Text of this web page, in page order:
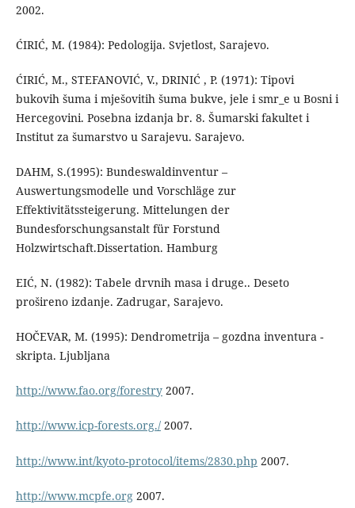
2002.
ĆIRIĆ, M. (1984): Pedologija. Svjetlost, Sarajevo.
ĆIRIĆ, M., STEFANOVIĆ, V., DRINIĆ , P. (1971): Tipovi
bukovih šuma i mješovitih šuma bukve, jele i smr_e u Bosni i
Hercegovini. Posebna izdanja br. 8. Šumarski fakultet i
Institut za šumarstvo u Sarajevu. Sarajevo.
DAHM, S.(1995): Bundeswaldinventur –
Auswertungsmodelle und Vorschläge zur
Effektivitätssteigerung. Mittelungen der
Bundesforschungsanstalt für Forstund
Holzwirtschaft.Dissertation. Hamburg
EIĆ, N. (1982): Tabele drvnih masa i druge.. Deseto
prošireno izdanje. Zadrugar, Sarajevo.
HOČEVAR, M. (1995): Dendrometrija – gozdna inventura -
skripta. Ljubljana
http://www.fao.org/forestry2007.
http://www.icp-forests.org./2007.
http://www.int/kyoto-protocol/items/2830.php 2007.
http://www.mcpfe.org2007.